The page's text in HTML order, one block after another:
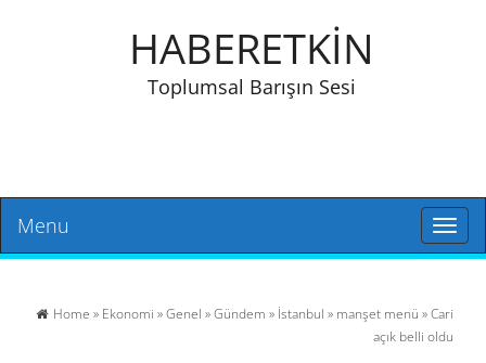
HABERETKİN
Toplumsal Barışın Sesi
Toggle
Menu
Home » Ekonomi »Genel »Gündem » İstanbul » manşet menü » Cari
açık belli oldu